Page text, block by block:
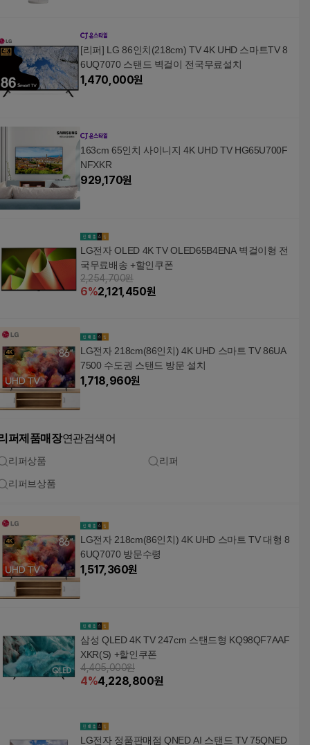
[리퍼] LG 86인치(218cm) TV 4K UHD 스마트TV 8
6UQ7070 스탠드 벽걸이 전국무료설치
1,470,000원
163cm 65인치 사이니지 4K UHD TV HG65U700F
NFXKR
929,170원
LG전자 OLED 4K TV OLED65B4ENA 벽걸이형 전
국무료배송 +할인쿠폰
2,254,700원
6%2,121,450원
LG전자 218cm(86인치) 4K UHD 스마트 TV 86UA
7500 수도권 스탠드 방문 설치
1,718,960원
퍼제품매장연관검색어
리퍼상품 리퍼
리퍼브상품
LG전자 218cm(86인치) 4K UHD 스마트 TV 대형 8
6UQ7070 방문수령
1,517,360원
삼성 QLED 4K TV 247cm 스탠드형 KQ98QF7AAF
XKR(S) +할인쿠폰
4,405,000원
4%4,228,800원
LG전자 정품판매점 QNED AI 스탠드 TV 75QNED